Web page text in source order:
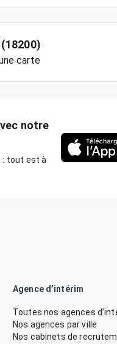
carte
notre
: tout est à
Agence d’intérim
Toutes nos agences
Nos agences par ville
Nos cabinets de